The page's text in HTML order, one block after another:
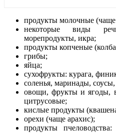
продукты молочные
некоторые виды
морепродукты, икра;
продукты копченые
грибы;
яйца;
сухофрукты: курага,
соленья, маринады, соусы,
овощи, фрукты и ягоды,
цитрусовые;
кислые продукты
орехи (чаще арахис);
продукты